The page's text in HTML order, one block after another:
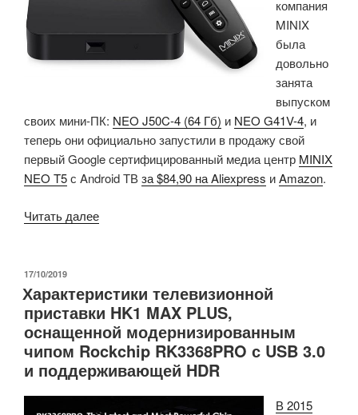
(Crowdfunding)»
компания
MINIX
была
довольно
занята
выпуском
своих мини-ПК: NEO J50C-4 (64 Гб) и NEO G41V-4, и
теперь они официально запустили в продажу свой
первый Google сертифицированный медиа центр MINIX
NEO T5с Android ТВза $84,90 на Aliexpress иAmazon.
Читать далее«Google
MINIX
NEO
T5
с
Android
ОПУБЛИКОВАНО
17/10/2019
Характеристики телевизионной
приставки HK1 MAX PLUS,
оснащенной модернизированным
чипом Rockchip RK3368PRO с USB 3.0
и поддерживающей HDR
В 2015